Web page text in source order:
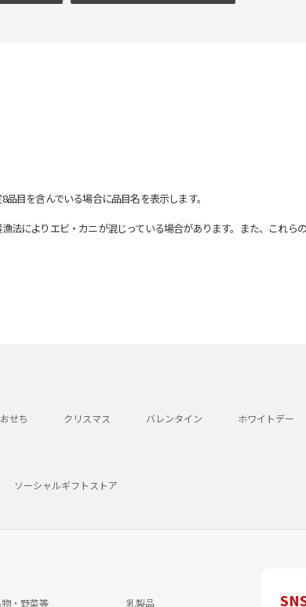
目を含んでいる場合に品目名を表示します。
によりエビ・カニが混じっている場合があります。また、これら
おせち クリスマス バレンタイン ホワイトデー
ソーシャルギフトストア
物・野菜等 乳製品